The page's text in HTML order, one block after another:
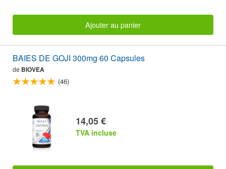
Ajouter au panier
BAIES DE GOJI 300mg 60 Capsules
de BIOVEA
(46)
14,05 €
TVA incluse